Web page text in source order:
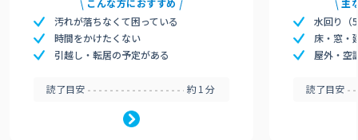
汚れが落ちなくて困っている
時間をかけたくない
引越し・転居の予定がある
読了目安 約1分
水回り（
床・窓・
屋外・空
読了目安